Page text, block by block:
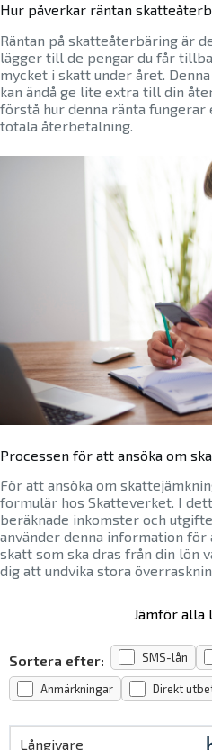
Hur påverkar räntan
Räntan på skatteåterbäring är
lägger till de pengar du får
mycket i skatt under året.
kan ändå ge lite extra till din
förstå hur denna ränta
totala återbetalning.
Processen för att ansöka om
För att ansöka om
formulär hos Skatteverket. I
beräknade inkomster och
använder denna information
skatt som ska dras från din lön
dig att undvika stora
Jämför alla
Sortera efter: SMS-lån
Anmärkningar Direkt